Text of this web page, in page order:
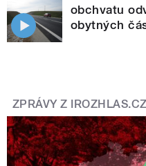
obchvatu
obytných
ZPRÁVY Z IROZHLAS.CZ